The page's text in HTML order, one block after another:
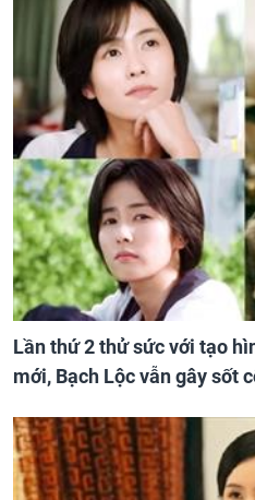
Lần thứ 2 thử sức với tạo
mới, Bạch Lộc vẫn gây sốt